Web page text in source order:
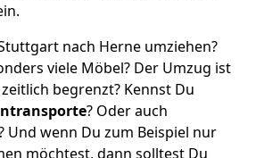
nach Herne umziehen?
viele Möbel? Der Umzug ist
begrenzt? Kennst Du
? Oder auch
Und wenn Du zum Beispiel nur
möchtest, dann solltest Du